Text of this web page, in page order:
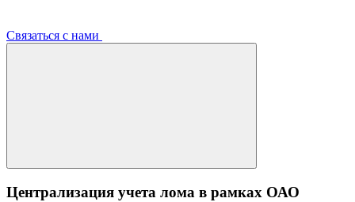
Связаться с нами
Централизация учета лома в рамках ОАО